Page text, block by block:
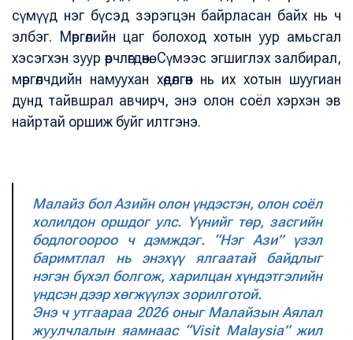
сүмүүд нэг бүсэд зэрэгцэн байрласан байх нь ч
элбэг. Мөргөлийн цаг болоход хотын уур амьсгал
хэсэгхэн зуур өөрчлөгдөнө. Сүмээс эгшиглэх залбирал,
мөргөлчдийн намуухан хөдөлгөөн нь их хотын шуугиан
дунд тайвшрал авчирч, энэ олон соёл хэрхэн эв
найртай оршиж буйг илтгэнэ.
Малайз бол Азийн олон үндэстэн, олон соёл
холилдон оршдог улс. Үүнийг төр, засгийн
бодлогоороо ч дэмждэг. “Нэг Ази” үзэл
баримтлал нь энэхүү ялгаатай байдлыг
нэгэн бүхэл болгож, харилцан хүндэтгэлийн
үндсэн дээр хөгжүүлэх зорилготой.
Энэ ч утгаараа 2026 оныг Малайзын Аялал
жуулчлалын яамнаас “Visit Malaysia” жил